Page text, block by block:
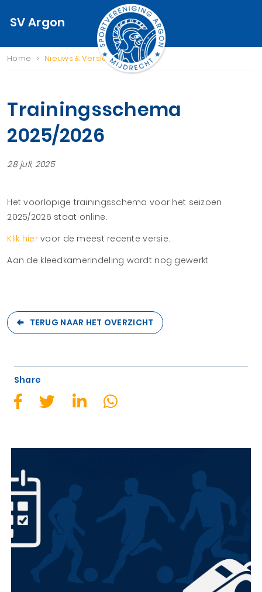
SV Argon
Home › Nieuws & Verslagen
Trainingsschema
2025/2026
28 juli, 2025
Het voorlopige trainingsschema voor het seizoen
2025/2026 staat online.
Klik hiervoor de meest recente versie.
Aan de kleedkamerindeling wordt nog gewerkt.
TERUG NAAR HET OVERZICHT
Share